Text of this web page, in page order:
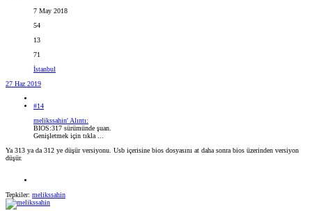
7 May 2018
54
13
71
İstanbul
27 Haz 2019
#14
melikssahin' Alıntı:
BIOS:317 sürümünde şuan.
Genişletmek için tıkla ...
Ya 313 ya da 312 ye düşür versiyonu. Usb içerisine bios dosyasını at daha sonra bios üzerinden versiyon
düşür.
Tepkiler: melikssahin